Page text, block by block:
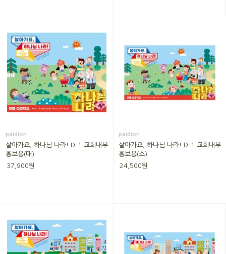
paidion
살아가요, 하나님 나라! D-1 교회내부
홍보용(대)
37,900원
paidion
살아가요, 하나님 나라! D-1 교회내부
홍보용(소)
24,500원